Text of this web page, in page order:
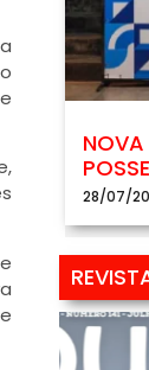
POSSE
28/07/